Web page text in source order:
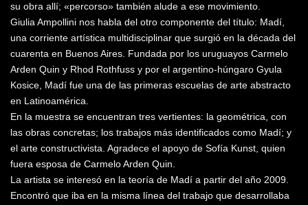
su obra allí; «percorso» también alude a ese movimiento.
Giulia Ampollini nos habla del otro componente del título: Madí,
una corriente artística multidisciplinar que surgió en la década del
cuarenta en Buenos Aires. Fundada por los uruguayos Carmelo
Arden Quin y Rhod Rothfuss y por el argentino-húngaro Gyula
Kosice, Madí fue una de las primeras escuelas de arte abstracto
en Latinoamérica.
En la muestra se encuentran tres vertientes: la geométrica, con
las obras concretas; los trabajos más identificados como Madí; y
el arte constructivista. Agradece el apoyo de Sofía Kunst, quien
fuera esposa de Carmelo Arden Quin.
La artista se interesó en la teoría de Madí a partir del año 2009.
Encontró que iba en la misma línea del trabajo que desarrollaba